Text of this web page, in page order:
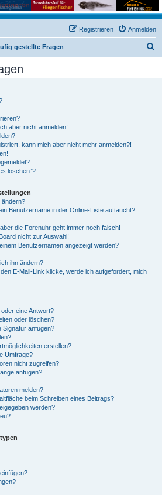
Anmelden
Registrieren
gestellte Fragen
aber nicht anmelden!
kann mich aber nicht mehr anmelden?!
löschen“?
ändern?
Benutzername in der Online-Liste auftaucht?
die Forenuhr geht immer noch falsch!
nicht zur Auswahl!
Benutzernamen angezeigt werden?
ihn ändern?
E-Mail-Link klicke, werde ich aufgefordert, mich
eine Antwort?
oder löschen?
Signatur anfügen?
erstellen?
Umfrage?
nicht zugreifen?
anfügen?
melden?
beim Schreiben eines Beitrags?
werden?